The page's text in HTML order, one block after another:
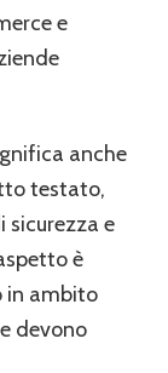
e
anche
testato,
sicurezza e
è
in ambito
devono